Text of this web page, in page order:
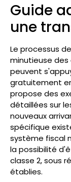
Guide
une
Le processus
minutieuse des
peuvent
gratuitement
propose des
détaillées sur
nouveaux
spécifique
système fiscal
la possibilité
classe 2, sous
établies.